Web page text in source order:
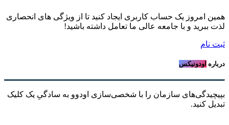
همین امروز یک حساب کاربری ایجاد کنید تا از ویژگی های انحصاری
لذت ببرید و با جامعه عالی ما تعامل داشته باشید!
ثبت نام
درباره اودونیکس
بپیچیدگی‌های سازمان را با شخصی‌سازی اودوو به سادگیِ یک کلیک
تبدیل کنید.